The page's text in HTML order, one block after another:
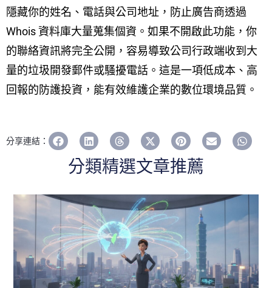
隱藏你的姓名、電話與公司地址，防止廣告商透過
Whois 資料庫大量蒐集個資。如果不開啟此功能，你
的聯絡資訊將完全公開，容易導致公司行政端收到大
量的垃圾開發郵件或騷擾電話。這是一項低成本、高
回報的防護投資，能有效維護企業的數位環境品質。
分享連結：
分類精選文章推薦